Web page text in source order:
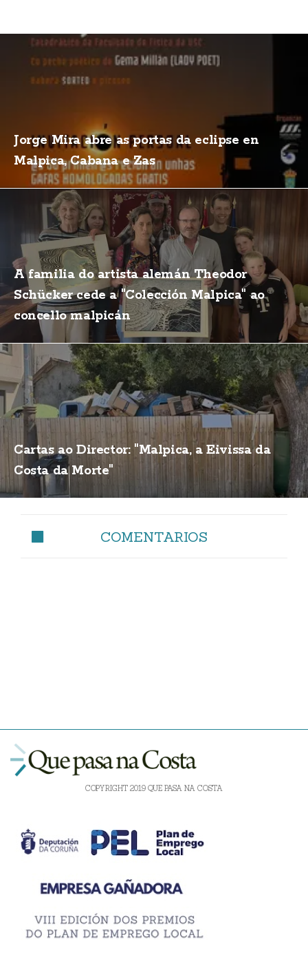
Jorge Mira abre as portas da eclipse en
Malpica, Cabana e Zas
A familia do artista alemán Theodor
Schücker cede a "Colección Malpica" ao
concello malpicán
Cartas ao Director: "Malpica, a Eivissa da
Costa da Morte"
COMENTARIOS
COPYRIGHT 2019 QUE PASA NA COSTA